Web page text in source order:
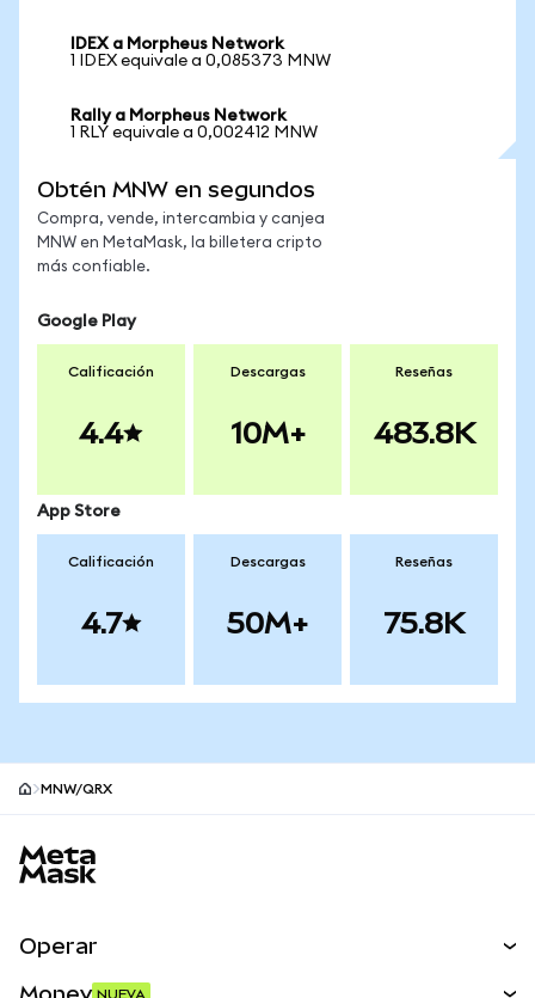
IDEX a Morpheus Network
1 IDEX equivale a 0,085373 MNW
Rally a Morpheus Network
1 RLY equivale a 0,002412 MNW
Obtén MNW en segundos
Compra, vende, intercambia y canjea
MNW en MetaMask, la billetera cripto
más confiable.
Google Play
Calificación
4.4
Descargas
10M+
Reseñas
483.8K
App Store
Calificación
4.7
Descargas
50M+
Reseñas
75.8K
MNW/QRX
Operar
NUEVA